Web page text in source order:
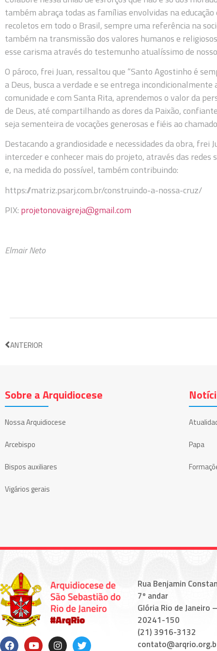
também abraça todas as famílias envolvidas na
recoletos em todo o Brasil, sempre uma referência na
também na transmissão dos valores humanos e
esse carisma através do testemunho atualíssimo de
O pároco, frei Juan, ressaltou que “Santo Agostinho é
a Deus, busca a verdade e se entrega
comunidade e com Santa Rita, aprendemos o valor da
de Deus, até compartilhando as dores da Paixão,
seja sementeira de vocações generosas e fiéis ao
Destacando a grandiosidade e necessidades da obra, frei
interceder e conhecer mais do projeto, através das redes
e, na medida do possível, também contribuindo:
https://matriz.psarj.com.br/construindo-a-nossa-cruz/
PIX: projetonovaigreja@gmail.com
Elmair Neto
ANTERIOR
Sobre a Arquidiocese
Nossa Arquidiocese
Arcebispo
Bispos auxiliares
Vigários gerais
Papa
Rua Benjamin
7º andar
Glória Rio de Janeiro
20241-150
(21) 3916-3132